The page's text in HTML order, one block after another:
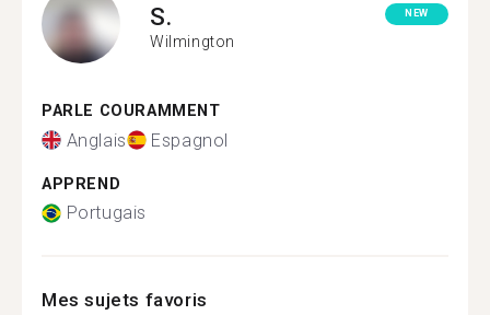
S.
Wilmington
NEW
PARLE COURAMMENT
Anglais Espagnol
APPREND
Portugais
Mes sujets favoris